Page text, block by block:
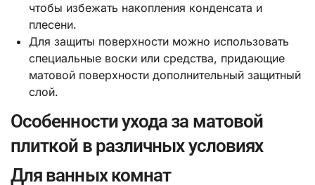
чтобы избежать накопления конденсата и
плесени.
Для защиты поверхности можно использовать
специальные воски или средства, придающие
матовой поверхности дополнительный защитный
слой.
Особенности ухода за матовой
плиткой в различных условиях
Для ванных комнат